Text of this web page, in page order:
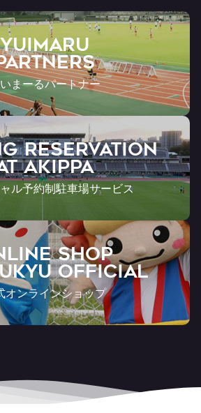
YUIMARU
まーるパートナー
RESERVATION
Akippa
ル予約制駐車場サービス
SHOP
OFFICIAL
オンラインショップ